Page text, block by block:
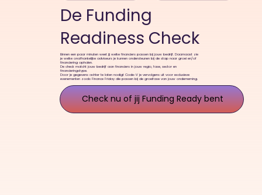
De Funding
Readiness Check
Binnen een paar minuten weet jij welke financiers passen bij jouw bedrijf. Daarnaast zie
je welke onafhankelijke adviseurs je kunnen ondersteunen bij de stap naar groei en/of
financiering ophalen.
De check matcht jouw bedrijf aan financiers in jouw regio, fase, sector en
financieringstype.
Door je gegevens achter te laten nodigt Code-V je vervolgens uit voor exclusieve
evenementen zoals Finance Friday die passen bij de groeifase van jouw onderneming.
Check nu of jij Funding Ready bent